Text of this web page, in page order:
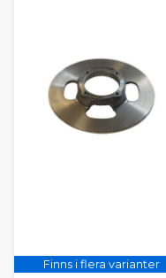
Finns i flera varianter